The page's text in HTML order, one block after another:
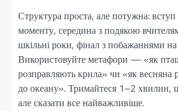
Структура проста, але потужна:
моменту, середина з подякою
шкільні роки, фінал з побажаннями
Використовуйте метафори — «як
розправляють крила» чи «як весняна
до океану». Тримайтеся 1–2 хвилин,
але сказати все найважливіше.